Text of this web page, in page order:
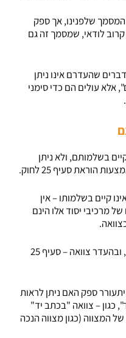
המסמך שלפנינו, אך ספק
לודאי, שמסמך זה גם
20, "שלושה דברים שהעדרם אינו ניתן
אלא עולים הם כדי סימני
בשלמותם, ולא ניתן
סעיף 25 לחוק.
קיים בשלמותו – אין
מרכיבי יסוד אלו הינם
בהעדר הכרה – אין המדובר בצוואה, ובהעדר צוואה – סעיף 25
ספק האם ניתן לראות
כגון – צוואה "בכתב יד"
המצווה (כגון מצווה הנכה